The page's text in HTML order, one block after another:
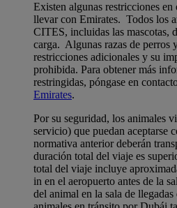
Existen algunas restricciones
llevar con Emirates. Todos los
CITES, incluidas las mascotas,
carga. Algunas razas de perros
restricciones adicionales y su
prohibida. Para obtener más
restringidas, póngase en
Emirates.
Por su seguridad, los animales
servicio) que puedan aceptarse
normativa anterior deberán
duración total del viaje es
total del viaje incluye
in en el aeropuerto antes de la
del animal en la sala de